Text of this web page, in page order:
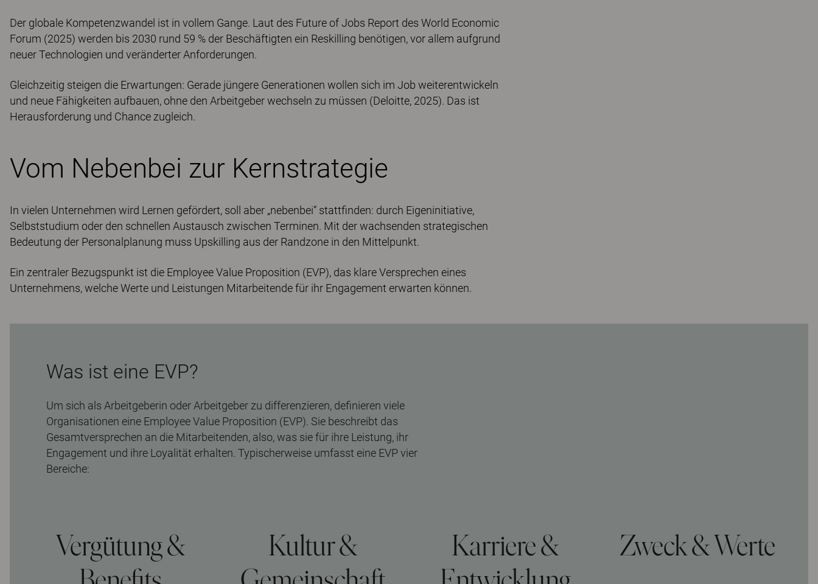
Der globale Kompetenzwandel ist in vollem Gange. Laut des Future of Jobs Report des World Economic
Forum (2025) werden bis 2030 rund 59 % der Beschäftigten ein Reskilling benötigen, vor allem aufgrund
neuer Technologien und veränderter Anforderungen.
Gleichzeitig steigen die Erwartungen: Gerade jüngere Generationen wollen sich im Job weiterentwickeln
und neue Fähigkeiten aufbauen, ohne den Arbeitgeber wechseln zu müssen (Deloitte, 2025). Das ist
Herausforderung und Chance zugleich.
Vom Nebenbei zur Kernstrategie
In vielen Unternehmen wird Lernen gefördert, soll aber „nebenbei“ stattfinden: durch Eigeninitiative,
Selbststudium oder den schnellen Austausch zwischen Terminen. Mit der wachsenden strategischen
Bedeutung der Personalplanung muss Upskilling aus der Randzone in den Mittelpunkt.
Ein zentraler Bezugspunkt ist die Employee Value Proposition (EVP), das klare Versprechen eines
Unternehmens, welche Werte und Leistungen Mitarbeitende für ihr Engagement erwarten können.
Was ist eine EVP?
Um sich als Arbeitgeberin oder Arbeitgeber zu differenzieren, definieren viele
Organisationen eine Employee Value Proposition (EVP). Sie beschreibt das
Gesamtversprechen an die Mitarbeitenden, also, was sie für ihre Leistung, ihr
Engagement und ihre Loyalität erhalten. Typischerweise umfasst eine EVP vier
Bereiche:
Vergütung &
Kultur &
Karriere &
Zweck & Werte